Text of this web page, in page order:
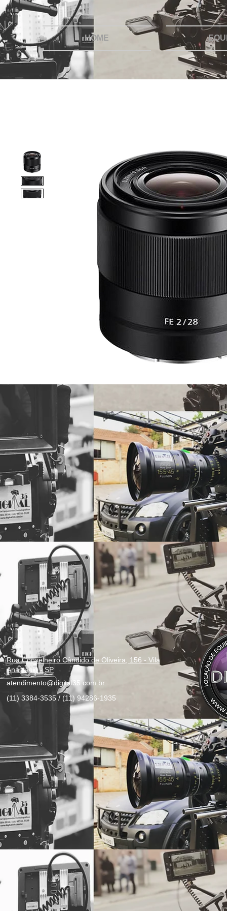
HOME
Rua Conselheiro Cândido de Oliveira, 156 - Vila
Anastácio - SP
atendimento@digital35.com.br
(11) 3384-3535 / (11) 94286-1935